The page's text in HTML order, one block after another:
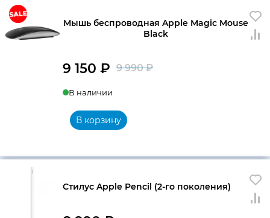
Мышь беспроводная Apple Magic Mouse
Black
9 990₽
990 ₽.
9 150 ₽
В наличии
В корзину
Стилус Apple Pencil (2-го поколения)